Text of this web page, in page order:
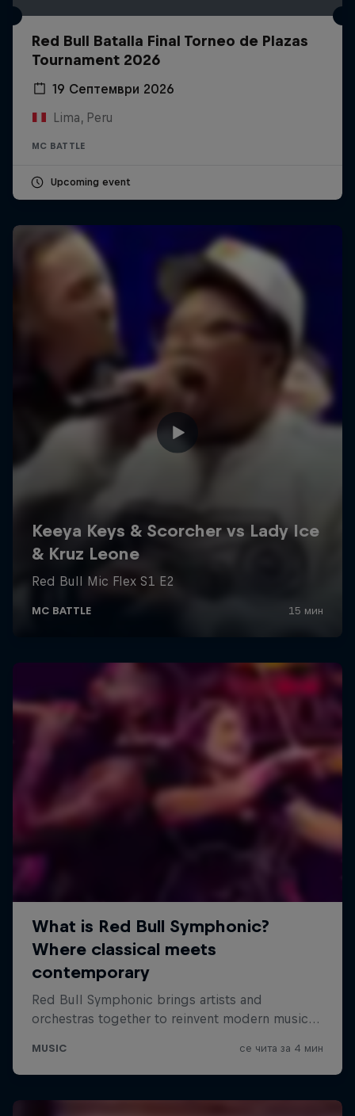
Red Bull Batalla Final Torneo de Plazas
Tournament 2026
19 Септември 2026
Lima, Peru
MC BATTLE
Upcoming event